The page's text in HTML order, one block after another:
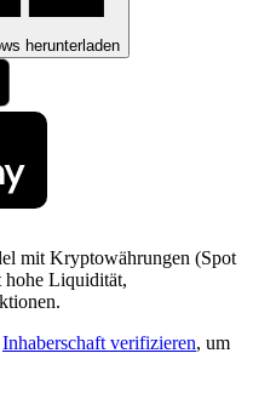
herunterladen
mit Kryptowährungen (Spot
hohe Liquidität,
Inhaberschaft verifizieren, um